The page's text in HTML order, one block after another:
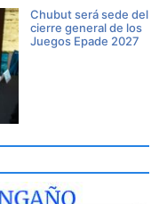
Chubut será sede del
cierre general de los
Juegos Epade 2027